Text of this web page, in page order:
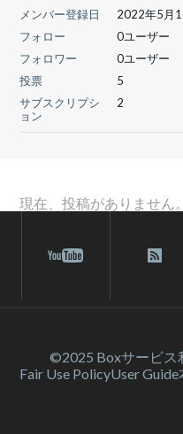
メンバー登録日
2022年5月
フォロー
0ユーザー
フォロワー
0ユーザー
投票
5
サブスクリプシ
ョン
2
現在、投稿がありません。
©2025 Boxサービス
Fair Use PolicyUser Guide